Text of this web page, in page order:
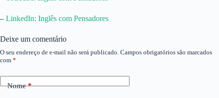
– ⁠LinkedIn: Inglês com Pensadores
Deixe um comentário
O seu endereço de e-mail não será publicado. Campos obrigatórios são marcados
com *
Nome*